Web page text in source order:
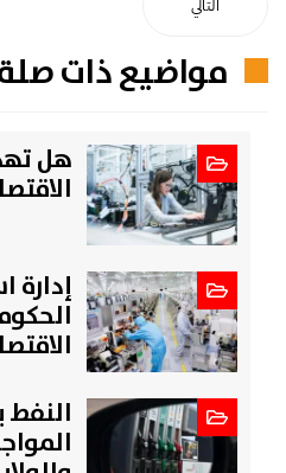
التالي
مواضيع ذات
هل
إدارة